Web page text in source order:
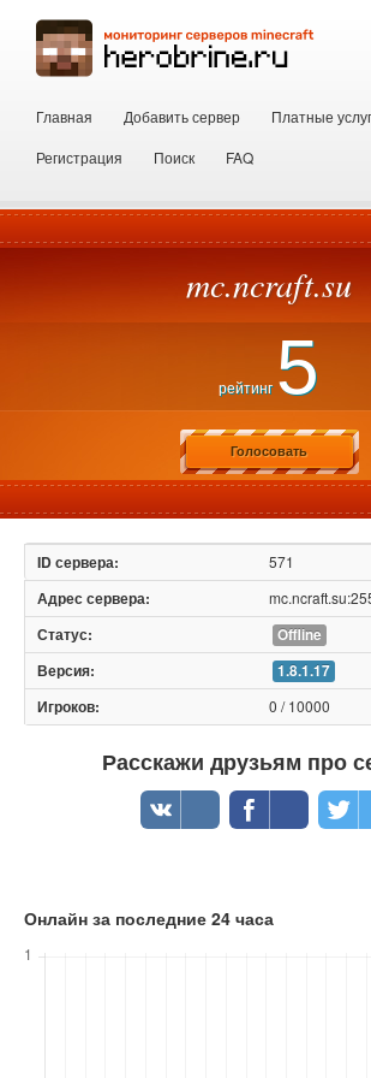
Главная Добавить сервер Платные
Регистрация
Поиск FAQ
mc.ncraft.su
рейтинг 5
Голосовать
571
Offline
1.8.1.17
0 / 10000
Расскажи друзьям про
Онлайн за последние 24 часа